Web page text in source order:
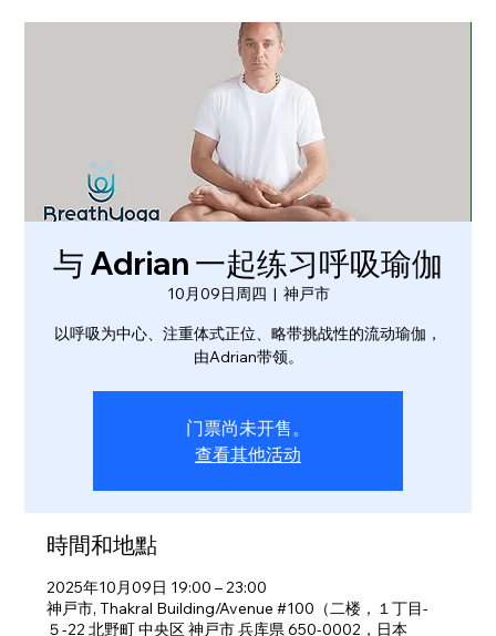
与 Adrian 一起练习呼吸瑜伽
10月09日周四
  |
神戸市
以呼吸为中心、注重体式正位、略带挑战性的流动瑜伽，
由Adrian带领。
门票尚未开售。
查看其他活动
時間和地點
2025年10月09日 19:00 – 23:00
神戸市, Thakral Building/Avenue #100（二楼，１丁目-
５-22 北野町 中央区 神戸市 兵库県 650-0002，日本